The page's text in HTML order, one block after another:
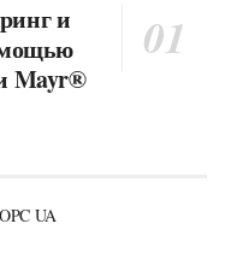
и
Mayr®
UA